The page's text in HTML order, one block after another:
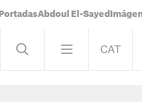
PortadasAbdoul El-Sayed